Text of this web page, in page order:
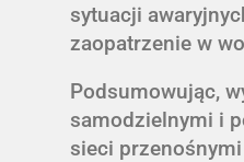
sytuacji
zaopatrzenie w
Podsumowując,
samodzielnymi i
sieci